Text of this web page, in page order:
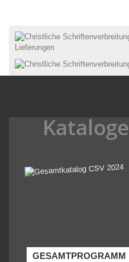
Kataloge
GESAMTPROGRAMM